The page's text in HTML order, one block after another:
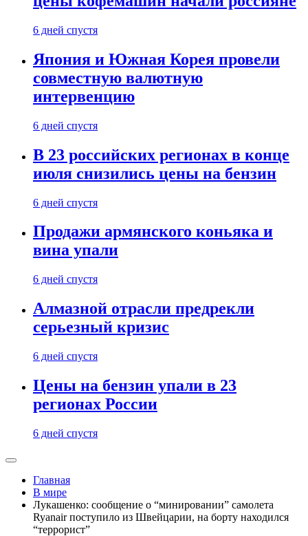
6 дней спустя
Япония и Южная Корея провели
совместную валютную
интервенцию
6 дней спустя
В 23 российских регионах в конце
июля снизились цены на бензин
6 дней спустя
Продажи армянского коньяка и
вина упали
6 дней спустя
Алмазной отрасли предрекли
серьезный кризис
6 дней спустя
Цены на бензин упали в 23
регионах России
6 дней спустя
Главная
В мире
Лукашенко: сообщение о “минировании” самолета
Ryanair поступило из Швейцарии, на борту находился
“террорист”